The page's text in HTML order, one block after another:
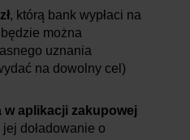
, którą bank wypłaci na
można
uznania
na dowolny cel)
aplikacji zakupowej
doładowanie o